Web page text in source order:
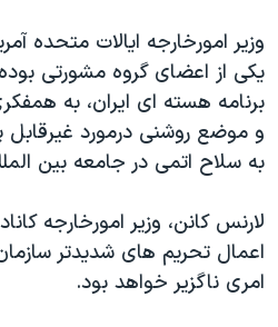
وزیر امورخارجه ایالات متحده
یکی از اعضای گروه مشورتی
برنامه هسته ای ایران، به
و موضع روشنی درمورد
به سلاح اتمی در جامعه بین
لارنس کانن، وزیر امورخارجه
اعمال تحریم های شدیدتر
امری ناگزیر خواهد بود.